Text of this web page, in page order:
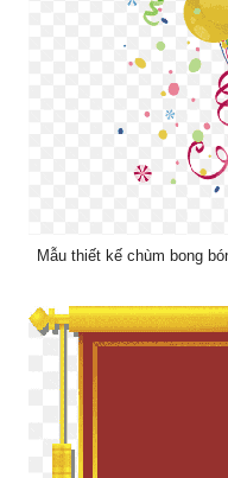
Mẫu thiết kế chùm bong